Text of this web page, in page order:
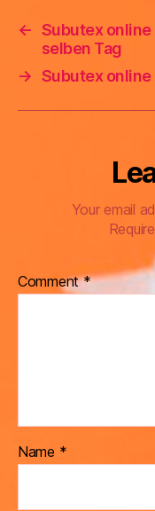
← Subutex
selben Tag
→ Subutex online
Your email
Comment*
Name *